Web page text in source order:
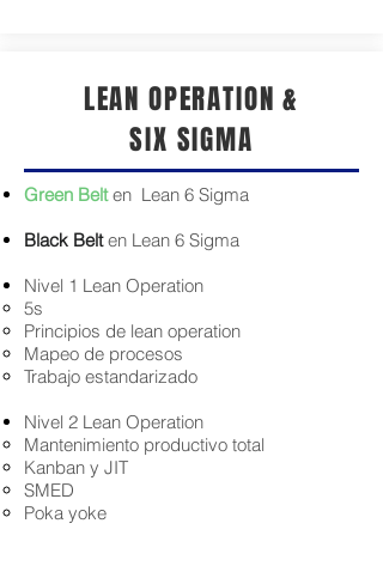
LEAN OPERATION &
SIX SIGMA
Green Belten Lean 6 Sigma
Black Belten Lean 6 Sigma
Nivel 1 Lean Operation
5s
Principios de lean operation
Mapeo de procesos
Trabajo estandarizado
Nivel 2 Lean Operation
Mantenimiento productivo total
Kanban y JIT
SMED
Poka yoke